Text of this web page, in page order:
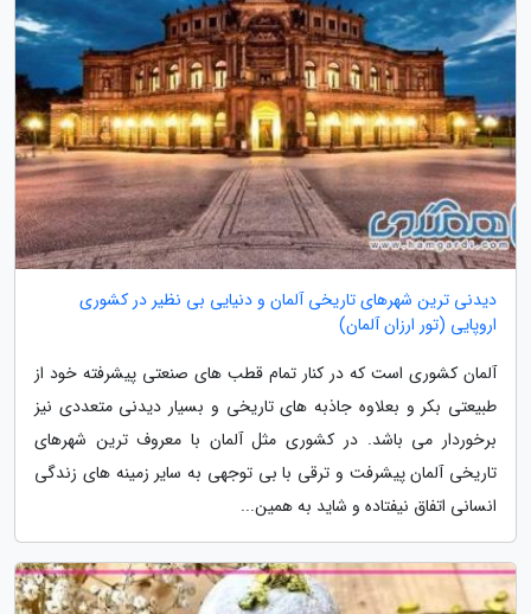
دیدنی ترین شهرهای تاریخی آلمان و دنیایی بی نظیر در کشوری
اروپایی (تور ارزان آلمان)
آلمان کشوری است که در کنار تمام قطب های صنعتی پیشرفته خود از
طبیعتی بکر و بعلاوه جاذبه های تاریخی و بسیار دیدنی متعددی نیز
برخوردار می باشد. در کشوری مثل آلمان با معروف ترین شهرهای
تاریخی آلمان پیشرفت و ترقی با بی توجهی به سایر زمینه های زندگی
انسانی اتفاق نیفتاده و شاید به همین...